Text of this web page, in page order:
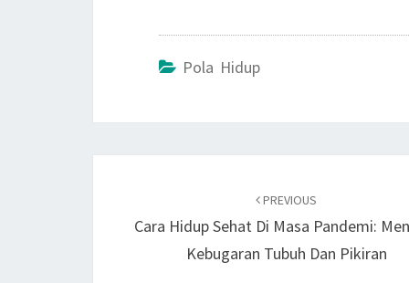
Pola Hidup
PREVIOUS
Cara Hidup Sehat Di Masa Pandemi:
Kebugaran Tubuh Dan Pikiran